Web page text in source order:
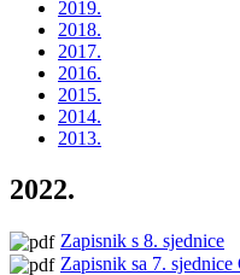
2019.
2018.
2017.
2016.
2015.
2014.
2013.
2022.
Zapisnik s 8. sjednice
Zapisnik sa 7.